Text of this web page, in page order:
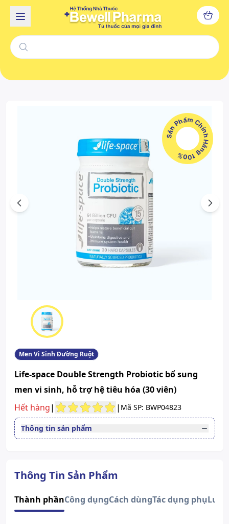
Sản Phẩm Chính Hãng 100%
Previous Next
Men Vi Sinh Đường Ruột
Life-space Double Strength Probiotic bổ sung
men vi sinh, hỗ trợ hệ tiêu hóa (30 viên)
Hết hàng| | Mã SP: BWP04823
Thông tin sản phẩm
thuốc và không có tác dụng thay
thế thuốc chữa bệnh.
Thông Tin Sản Phẩm
Thành phầnCông dụngCách dùngTác dụng phụLưu